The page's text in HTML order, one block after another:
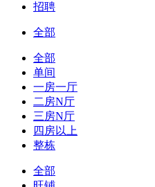
招聘
全部
全部
单间
一房一厅
二房N厅
三房N厅
四房以上
整栋
全部